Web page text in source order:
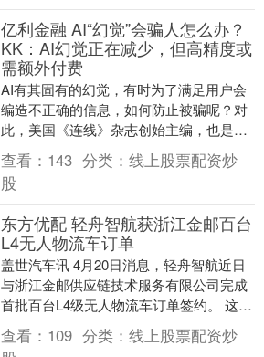
亿利金融 AI“幻觉”会骗人怎么办？
KK：AI幻觉正在减少，但高精度或
需额外付费
AI有其固有的幻觉，有时为了满足用户会
编造不正确的信息，如何防止被骗呢？对
此，美国《连线》杂志创始主编，也是
《KK三部曲》：《失控》、《科技想要什
么》和《必然》....
查看： 143 分类： 线上股票配资炒
股
东方优配 轻舟智航获浙江金邮百台
L4无人物流车订单
盖世汽车讯 4月20日消息，轻舟智航近日
与浙江金邮供应链技术服务有限公司完成
首批百台L4级无人物流车订单签约。 这批
车辆将于2026年上半年正式交付。目前，
轻舟....
查看： 109 分类： 线上股票配资炒